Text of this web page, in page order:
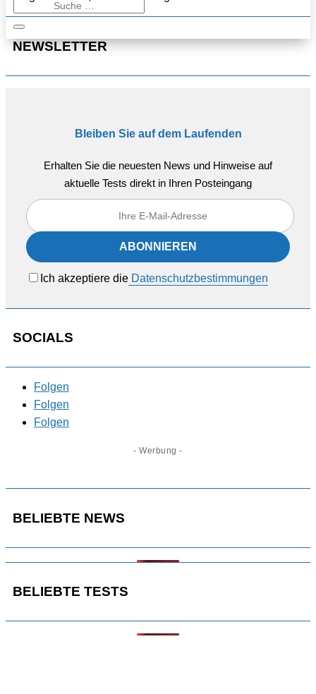
NEWSLETTER
Bleiben Sie auf dem Laufenden
Erhalten Sie die neuesten News und Hinweise auf
aktuelle Tests direkt in Ihren Posteingang
Ich akzeptiere die Datenschutzbestimmungen
SOCIALS
Folgen
Folgen
Folgen
- Werbung -
BELIEBTE NEWS
BELIEBTE TESTS